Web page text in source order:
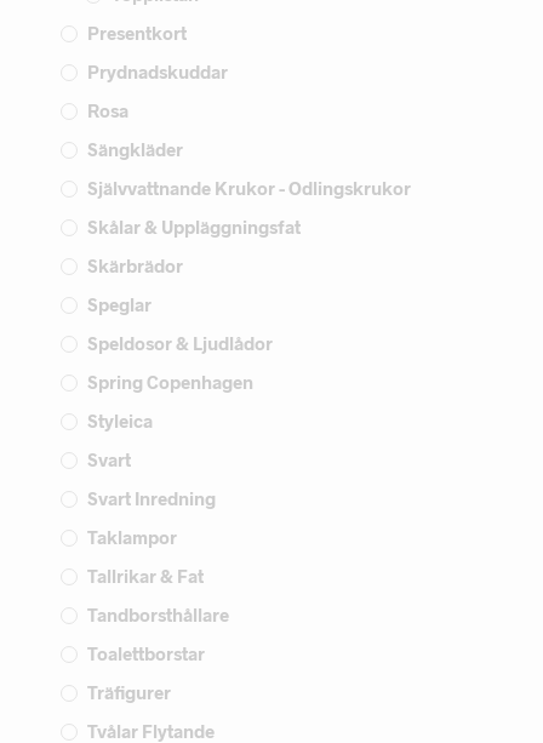
Presentkort
Prydnadskuddar
Rosa
Sängkläder
Självvattnande Krukor - Odlingskrukor
Skålar & Uppläggningsfat
Skärbrädor
Speglar
Speldosor & Ljudlådor
Spring Copenhagen
Styleica
Svart
Svart Inredning
Taklampor
Tallrikar & Fat
Tandborsthållare
Toalettborstar
Träfigurer
Tvålar Flytande